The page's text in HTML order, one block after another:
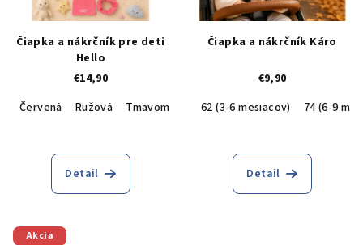
Čiapka a nákrčník pre deti
Hello
€14,90
Červená
Ružová Tmavomodrá Svetlomodrá Cyklamenová
Detail
Čiapka a nákrčník Káro
€9,90
62 (3-6 mesiacov)
74 (6-9
Detail
Akcia